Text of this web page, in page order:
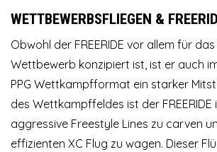
WETTBEWERBSFLIEGEN &
Obwohl der FREERIDE vor allem für
Wettbewerb konzipiert ist, ist er auch
PPG Wettkampfformat ein starker
des Wettkampffeldes ist der FREERIDE
aggressive Freestyle Lines zu carven
effizienten XC Flug zu wagen. Dieser